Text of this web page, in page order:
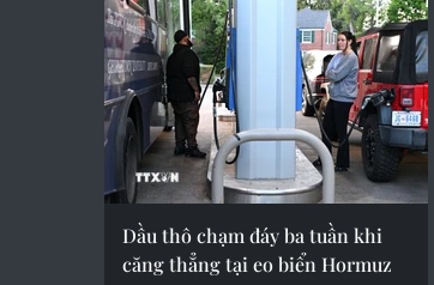
Dầu thô chạm đáy ba tuần khi
căng thẳng tại eo biển Hormuz